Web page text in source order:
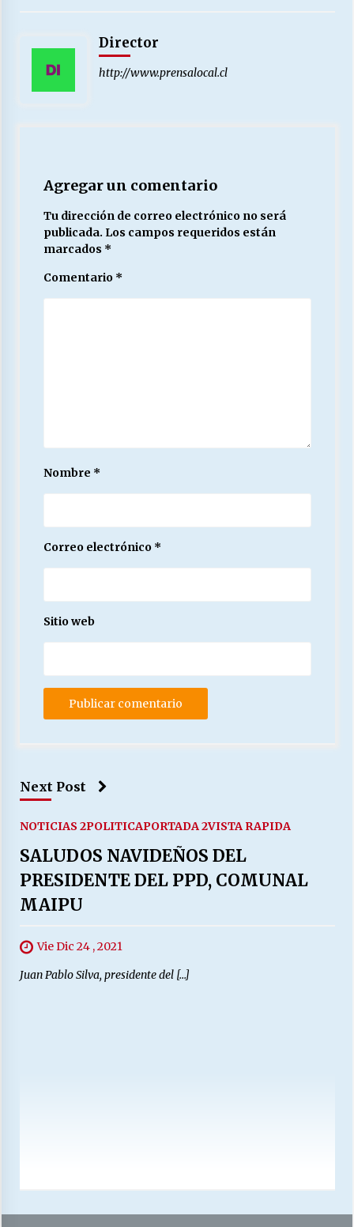
Director
http://www.prensalocal.cl
Agregar un comentario
Tu dirección de correo electrónico no será
publicada. Los campos requeridos están
marcados *
Comentario *
Nombre *
Correo electrónico *
Sitio web
Next Post
NOTICIAS 2POLITICAPORTADA 2VISTA RAPIDA
SALUDOS NAVIDEÑOS DEL
PRESIDENTE DEL PPD, COMUNAL
MAIPU
Vie Dic 24 , 2021
Juan Pablo Silva, presidente del […]